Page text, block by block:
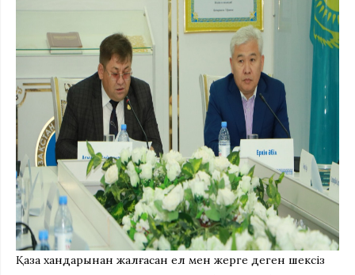
Қазақ хандарынан жалғасқан ел мен жерге деген шексіз